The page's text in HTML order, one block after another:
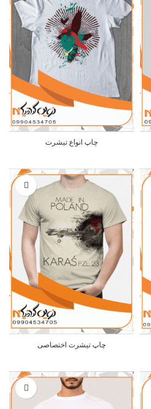
چاپ انواع تیشرت
چاپ تیشرت اختصاصی